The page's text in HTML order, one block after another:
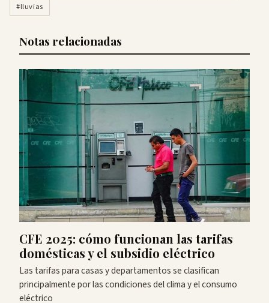
#lluvias
Notas relacionadas
CFE 2025: cómo funcionan las tarifas
domésticas y el subsidio eléctrico
Las tarifas para casas y departamentos se clasifican
principalmente por las condiciones del clima y el consumo
eléctrico